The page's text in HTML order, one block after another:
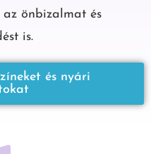
az önbizalmat és
is.
és nyári